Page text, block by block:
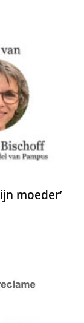
moeder’